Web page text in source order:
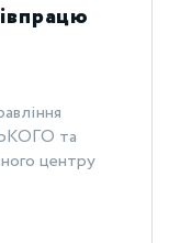
та
центру